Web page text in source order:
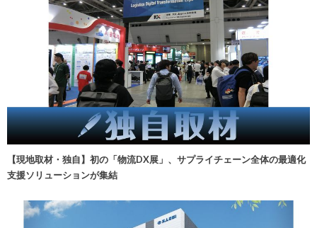
【現地取材・独自】初の「物流DX展」、サプライチェーン全体の最適化
支援ソリューションが集結